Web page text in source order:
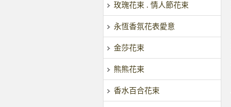
玫瑰花束 . 情人節花束
永恆香氛花表愛意
金莎花束
熊熊花束
香水百合花束